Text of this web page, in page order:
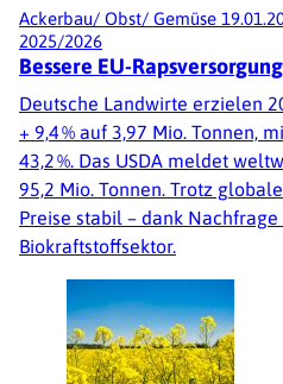
Ackerbau/ Obst/ Gemüse
2025/2026
Bessere EU-
Deutsche Landwirte erzielen
+ 9,4 % auf 3,97 Mio. Tonnen,
43,2 %. Das USDA meldet
95,2 Mio. Tonnen. Trotz
Preise stabil – dank Nachfrage
Biokraftstoffsektor.